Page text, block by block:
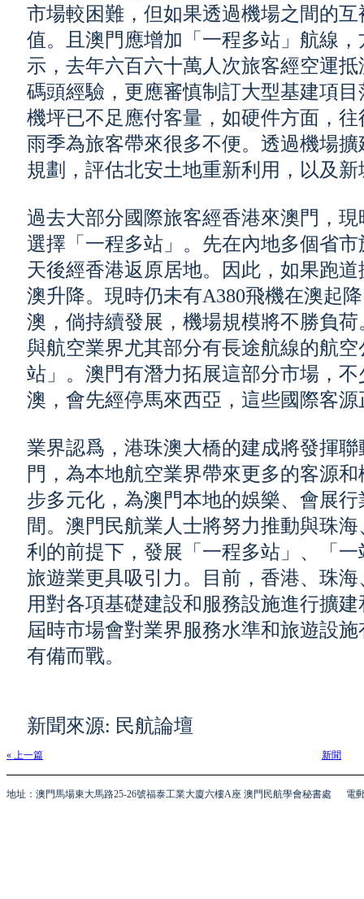
市場較困難，但如果透過機場之間的
值。且澳門應增加「一程多站」航線
示，去年六百六十萬人次旅客經空運
碼頭經驗，更應審慎制訂大型基建項
機坪已不足應付客量，如硬件方面，
雨季為旅客帶來很多不便。透過機場
規劃，評估北安土地重新利用，以及
過去大部分國際旅客經香港來澳門，
選擇「一程多站」。先在內地多個省
天後經香港返原居地。因此，如果跑
澳升降。現時仍未有A380飛機在澳起
澳，倘持續發展，機場規模將不勝負
與航空業界尤其部分有長途航線的航
站」。澳門有潛力拓展這部分市場，
澳，會先經停馬來西亞，這些國際客
業界認爲，港珠澳大橋的建成將發揮
門，為本地航空業界帶來更多的客源
步多元化，為澳門本地的娛樂、會展
間。澳門民航業人士將努力推動與珠
利的前提下，發展「一程多站」、「
旅遊業更具吸引力。目前，香港、珠
用對各項基礎建設和服務設施進行擴
屆時市場會對業界服務水準和旅遊設
有備而戰。
新聞來源: 民航論壇
« 上一篇 新聞
地址：澳門馬場東大馬路25-26號福泰工業大廈六樓A座 澳門民航學會秘書處 電